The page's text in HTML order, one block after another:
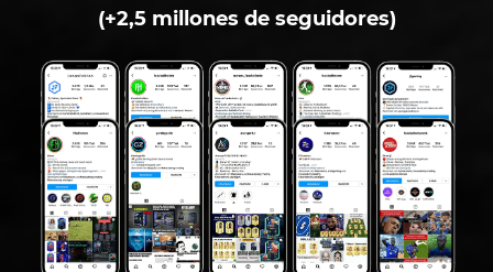
(+2,5 millones de seguidores)